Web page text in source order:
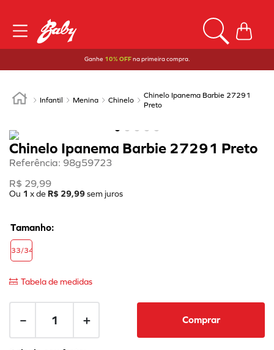
Ganhe 10% OFFna primeira compra.
Infantil Menina Chinelo
Chinelo Ipanema Barbie 27291
Preto
Chinelo Ipanema Barbie 27291 Preto
Referência: 98g59723
R$ 29,99
Ou 1 x de R$ 29,99sem juros
33/34
Tabela de medidas
＋
－ Comprar